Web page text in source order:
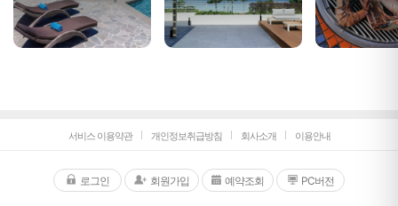
서비스 이용약관 개인정보취급방침 회사소개 이용안내
로그인 회원가입 예약조회 PC버전